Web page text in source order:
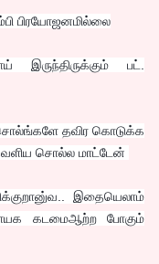
பிரயோஜனமில்லை
இருந்திருக்கும் பட்.
தவிர கொடுக்க
சொல்ல மாட்டேன்
இதையெலாம்
கடமைஆற்ற போகும்